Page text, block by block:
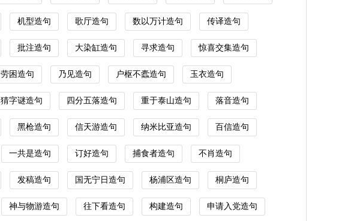
机型造句 歌厅造句 数以万计造句 传译造句
批注造句 大染缸造句 寻求造句 惊喜交集造句
劳困造句 乃见造句 户枢不蠹造句 玉衣造句
猜字谜造句 四分五落造句 重于泰山造句 落音造句
黑枪造句 信天游造句 纳米比亚造句 百信造句
一共是造句 订好造句 捕食者造句 不肖造句
发稿造句 国无宁日造句 杨浦区造句 桐庐造句
神与物游造句 往下看造句 构建造句 申请入党造句